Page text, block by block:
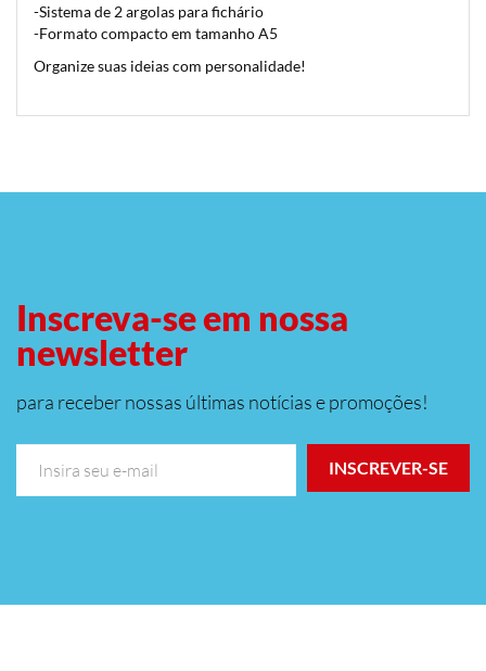
-Sistema de 2 argolas para fichário
-Formato compacto em tamanho A5
Organize suas ideias com personalidade!
Inscreva-se em nossa
newsletter
para receber nossas últimas notícias e promoções!
INSCREVER-SE